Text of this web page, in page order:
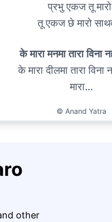
प्रभु एकज तू
तू एकज छे मारो
के मारा मनमा तारा विना
के मारा दीलमा तारा विना
मारा…
© Anand Yatra
other